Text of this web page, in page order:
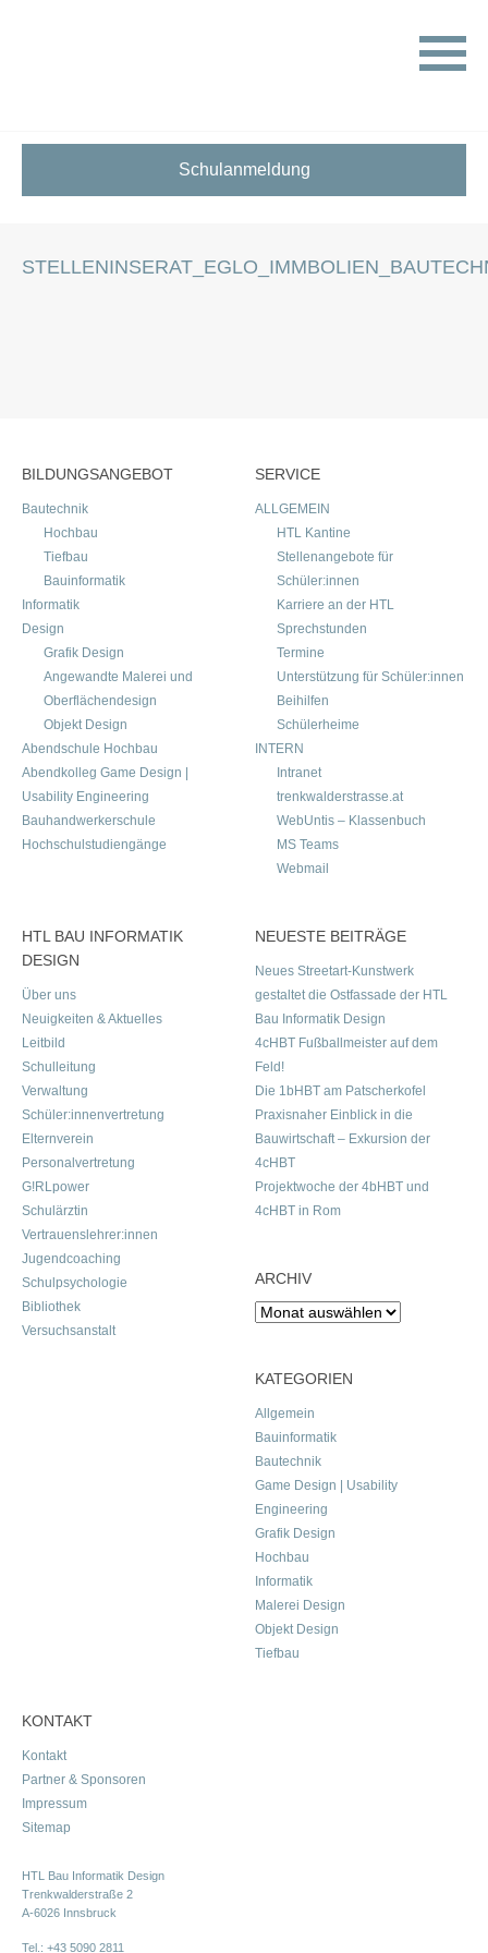
Schulanmeldung
BILDUNGSANGEBOT
Bautechnik
Hochbau
Tiefbau
Bauinformatik
Informatik
Design
Grafik Design
Angewandte Malerei und
Oberflächendesign
Objekt Design
Abendschule Hochbau
Abendkolleg Game Design |
Usability Engineering
Bauhandwerkerschule
Hochschulstudiengänge
SERVICE
ALLGEMEIN
HTL Kantine
Stellenangebote für
Schüler:innen
Karriere an der HTL
Sprechstunden
Termine
Unterstützung für Schüler:innen
Beihilfen
Schülerheime
INTERN
Intranet
trenkwalderstrasse.at
WebUntis – Klassenbuch
MS Teams
Webmail
HTL BAU INFORMATIK
DESIGN
Über uns
Neuigkeiten & Aktuelles
Leitbild
Schulleitung
Verwaltung
Schüler:innenvertretung
Elternverein
Personalvertretung
G!RLpower
Schulärztin
Vertrauenslehrer:innen
Jugendcoaching
Schulpsychologie
Bibliothek
Versuchsanstalt
NEUESTE BEITRÄGE
Neues Streetart-Kunstwerk
gestaltet die Ostfassade der HTL
Bau Informatik Design
4cHBT Fußballmeister auf dem
Feld!
Die 1bHBT am Patscherkofel
Praxisnaher Einblick in die
Bauwirtschaft – Exkursion der
4cHBT
Projektwoche der 4bHBT und
4cHBT in Rom
ARCHIV
Archiv
KATEGORIEN
Allgemein
Bauinformatik
Bautechnik
Game Design | Usability
Engineering
Grafik Design
Hochbau
Informatik
Malerei Design
Objekt Design
Tiefbau
KONTAKT
Kontakt
Partner & Sponsoren
Impressum
Sitemap
HTL Bau Informatik Design
Trenkwalderstraße 2
A-6026 Innsbruck
Tel.: +43 5090 2811